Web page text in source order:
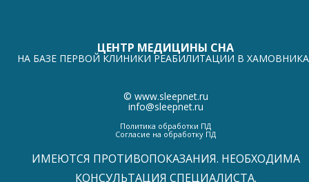
ЦЕНТР МЕДИЦИНЫ СНА
НА БАЗЕ ПЕРВОЙ КЛИНИКИ РЕАБИЛИТАЦИИ В
© www.sleepnet.ru
info@sleepnet.ru
Политика обработки ПД
Согласие на обработку ПД
ИМЕЮТСЯ ПРОТИВОПОКАЗАНИЯ. НЕОБХОДИМА
КОНСУЛЬТАЦИЯ СПЕЦИАЛИСТА.